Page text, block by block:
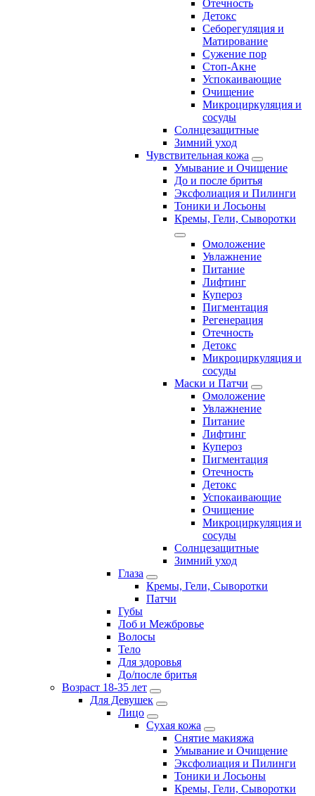
Отечность
Детокс
Себорегуляция и
Матирование
Сужение пор
Стоп-Акне
Успокаивающие
Очищение
Микроциркуляция и
сосуды
Солнцезащитные
Зимний уход
Чувствительная кожа
Умывание и Очищение
До и после бритья
Эксфолиация и Пилинги
Тоники и Лосьоны
Кремы, Гели, Сыворотки
Омоложение
Увлажнение
Питание
Лифтинг
Купероз
Пигментация
Регенерация
Отечность
Детокс
Микроциркуляция и
сосуды
Маски и Патчи
Омоложение
Увлажнение
Питание
Лифтинг
Купероз
Пигментация
Отечность
Детокс
Успокаивающие
Очищение
Микроциркуляция и
сосуды
Солнцезащитные
Зимний уход
Глаза
Кремы, Гели, Сыворотки
Патчи
Губы
Лоб и Межбровье
Волосы
Тело
Для здоровья
До/после бритья
Возраст 18-35 лет
Для Девушек
Лицо
Сухая кожа
Снятие макияжа
Умывание и Очищение
Эксфолиация и Пилинги
Тоники и Лосьоны
Кремы, Гели, Сыворотки